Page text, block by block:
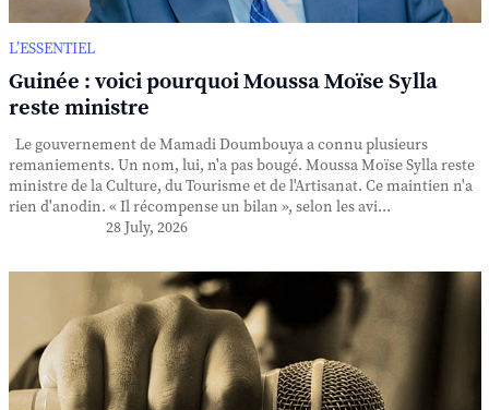
L’ESSENTIEL
Guinée : voici pourquoi Moussa Moïse Sylla
reste ministre
Le gouvernement de Mamadi Doumbouya a connu plusieurs
remaniements. Un nom, lui, n'a pas bougé. Moussa Moïse Sylla reste
ministre de la Culture, du Tourisme et de l'Artisanat. Ce maintien n'a
rien d'anodin. « Il récompense un bilan », selon les avi...
28 July, 2026